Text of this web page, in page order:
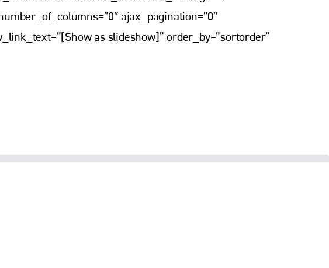
ajax_pagination=”0″
as slideshow]” order_by=”sortorder”